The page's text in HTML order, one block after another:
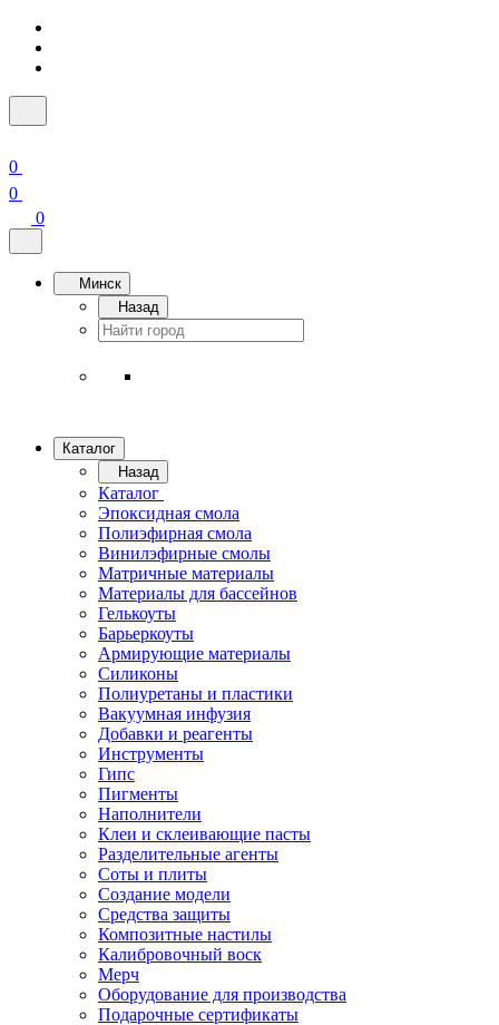
0
0
0
Минск
Назад
Каталог
Назад
Каталог
Эпоксидная смола
Полиэфирная смола
Винилэфирные смолы
Матричные материалы
Материалы для бассейнов
Гелькоуты
Барьеркоуты
Армирующие материалы
Силиконы
Полиуретаны и пластики
Вакуумная инфузия
Добавки и реагенты
Инструменты
Гипс
Пигменты
Наполнители
Клеи и склеивающие пасты
Разделительные агенты
Соты и плиты
Создание модели
Средства защиты
Композитные настилы
Калибровочный воск
Мерч
Оборудование для производства
Подарочные сертификаты